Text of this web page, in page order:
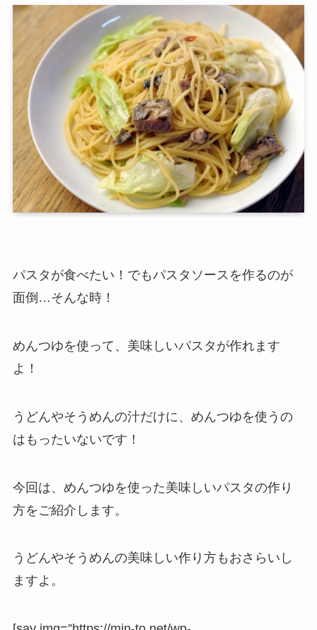
パスタが食べたい！でもパスタソースを作るのが
面倒…そんな時！
めんつゆを使って、美味しいパスタが作れます
よ！
うどんやそうめんの汁だけに、めんつゆを使うの
はもったいないです！
今回は、めんつゆを使った美味しいパスタの作り
方をご紹介します。
うどんやそうめんの美味しい作り方もおさらいし
ますよ。